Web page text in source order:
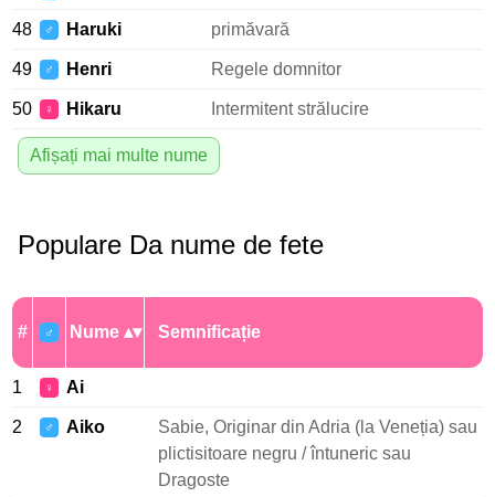
48 ♂ Haruki primăvară
49 ♂ Henri Regele domnitor
50 ♀ Hikaru Intermitent strălucire
Afișați mai multe nume
Populare Da nume de fete
# ♂ Nume Semnificație
1 ♀ Ai
2 ♂ Aiko
Sabie, Originar din Adria (la Veneția) sau
plictisitoare negru / întuneric sau
Dragoste